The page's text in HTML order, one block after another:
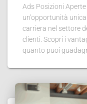
Ads Posizioni
un’opportunità
carriera nel settore
clienti. Scopri i
quanto puoi